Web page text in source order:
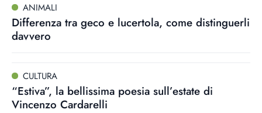
ANIMALI
Differenza tra geco e lucertola, come distinguerli
davvero
CULTURA
“Estiva”, la bellissima poesia sull’estate di
Vincenzo Cardarelli